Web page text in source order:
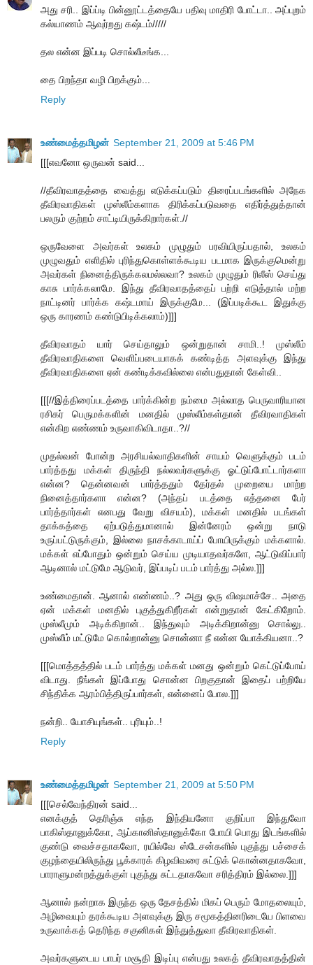
அது சரி.. இப்ப்டி பின்னூட்டத்தையே பதிவு மாதிரி போட்டா.. அப்புறம்
கல்யாணம் ஆவுர்றது கஷ்டம்/////
தல என்ன இப்படி சொல்லீடீங்க...
தை பிறந்தா வழி பிறக்கும்...
Reply
உண்மைத்தமிழன் September 21, 2009 at 5:46 PM
[[[எவனோ ஒருவன் said...
//தீவிரவாதத்தை வைத்து எடுக்கப்படும் திரைப்படங்களில் அநேக
தீவிரவாதிகள் முஸ்லீம்களாக திரிக்கப்படுவதை எதிர்த்துத்தான்
பலரும் குற்றம் சாட்டியிருக்கிறார்கள்.//
ஒருவேளை அவர்கள் உலகம் முழுதும் பரவியிருப்பதால், உலகம்
முழுவதும் எளிதில் புரிந்துகொள்ளக்கூடிய படமாக இருக்குமென்று
அவர்கள் நினைத்திருக்கலமல்லவா? உலகம் முழுதும் ரிலீஸ் செய்து
காசு பார்க்கலாமே. இந்து தீவிரவாதத்தைப் பற்றி எடுத்தால் மற்ற
நாட்டினர் பார்க்க கஷ்டமாய் இருக்குமே... (இப்படிக்கூட இதுக்கு
ஒரு காரணம் கண்டுபிடிக்கலாம்)]]]
தீவிரவாதம் யார் செய்தாலும் ஒன்றுதான் சாமி..! முஸ்லீம்
தீவிரவாதிகளை வெளிப்படையாகக் கண்டித்த அளவுக்கு இந்து
தீவிரவாதிகளை ஏன் கண்டிக்கவில்லை என்பதுதான் கேள்வி..
[[[//இத்திரைப்படத்தை பார்க்கின்ற நம்மை அல்லாத பெருவாரியான
ரசிகர் பெருமக்களின் மனதில் முஸ்லீம்கள்தான் தீவிரவாதிகள்
என்கிற எண்ணம் உருவாகிவிடாதா..?//
முதல்வன் போன்ற அரசியல்வாதிகளின் சாயம் வெளுக்கும் படம்
பார்த்தது மக்கள் திருந்தி நல்லவர்களுக்கு ஓட்டுப்போட்டார்களா
என்ன? தென்னவன் பார்த்ததும் தேர்தல் முறையை மாற்ற
நினைத்தார்களா என்ன? (அந்தப் படத்தை எத்தனை பேர்
பார்த்தார்கள் எனபது வேறு விசயம்), மக்கள் மனதில் படங்கள்
தாக்கத்தை ஏற்படுத்துமானால் இன்னேரம் ஒன்று நாடு
உருப்பட்டுருக்கும், இல்லை நாசக்காடாய்ப் போயிருக்கும் மக்களால்.
மக்கள் எப்போதும் ஒன்றும் செய்ய முடியாதவர்களே, ஆட்டுவிப்பார்
ஆடினால் மட்டுமே ஆடுவர், இப்படிப் படம் பார்த்து அல்ல.]]]
உண்மைதான். ஆனால் எண்ணம்..? அது ஒரு விஷமாச்சே.. அதை
ஏன் மக்கள் மனதில் புகுத்துகிறீர்கள் என்றுதான் கேட்கிறோம்.
முஸ்லீமும் அடிக்கிறான்.. இந்துவும் அடிக்கிறான்னு சொல்லு..
முஸ்லீம் மட்டுமே கொல்றான்னு சொன்னா நீ என்ன யோக்கியனா..?
[[[மொத்தத்தில் படம் பார்த்து மக்கள் மனது ஒன்றும் கெட்டுப்போய்
விடாது. நீங்கள் இப்போது சொன்ன பிறகுதான் இதைப் பற்றியே
சிந்திக்க ஆரம்பித்திருப்பார்கள், என்னைப் போல.]]]
நன்றி.. யோசியுங்கள்.. புரியும்..!
Reply
உண்மைத்தமிழன் September 21, 2009 at 5:50 PM
[[[செல்வேந்திரன் said...
எனக்குத் தெரிஞ்சு எந்த இந்தியனோ குறிப்பா இந்துவோ
பாகிஸ்தானுக்கோ, ஆப்கானிஸ்தானுக்கோ போயி பொது இடங்களில்
குண்டு வைச்சதாகவோ, ரயில்வே ஸ்டேசன்களில் புகுந்து பச்சைக்
குழந்தையிலிருந்து பூக்காரக் கிழவிவரை சுட்டுக் கொன்னதாகவோ,
பாராளுமன்றத்துக்குள் புகுந்து சுட்டதாகவோ சரித்திரம் இல்லை.]]]
ஆனால் நன்றாக இருந்த ஒரு தேசத்தில் மிகப் பெரும் மோதலையும்,
அழிவையும் தரக்கூடிய அளவுக்கு இரு சமூகத்தினரிடையே பிளவை
உருவாக்கத் தெரிந்த சகுனிகள் இந்துத்துவா தீவிரவாதிகள்.
அவர்களுடைய பாபர் மசூதி இடிப்பு என்பது உலகத் தீவிரவாதத்தின்